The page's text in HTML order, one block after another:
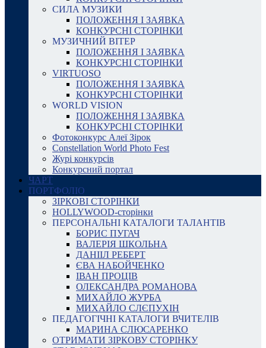
СИЛА МУЗИКИ
ПОЛОЖЕННЯ І ЗАЯВКА
КОНКУРСНІ СТОРІНКИ
МУЗИЧНИЙ ВІТЕР
ПОЛОЖЕННЯ І ЗАЯВКА
КОНКУРСНІ СТОРІНКИ
VIRTUOSO
ПОЛОЖЕННЯ І ЗАЯВКА
КОНКУРСНІ СТОРІНКИ
WORLD VISION
ПОЛОЖЕННЯ І ЗАЯВКА
КОНКУРСНІ СТОРІНКИ
Фотоконкурс Алеї Зірок
Constellation World Photo Fest
Журі конкурсів
Конкурсний портал
ЧАРТ
ПОРТФОЛІО
ЗІРКОВІ СТОРІНКИ
HOLLYWOOD-сторінки
ПЕРСОНАЛЬНІ КАТАЛОГИ ТАЛАНТІВ
БОРИС ПУГАЧ
ВАЛЕРІЯ ШКОЛЬНА
ДАНІІЛ РЕБЕРТ
ЄВА НАБОЙЧЕНКО
ІВАН ПРОЦІВ
ОЛЕКСАНДРА РОМАНОВА
МИХАЙЛО ЖУРБА
МИХАЙЛО СЛЄПУХІН
ПЕДАГОГІЧНІ КАТАЛОГИ ВЧИТЕЛІВ
МАРИНА СЛЮСАРЕНКО
ОТРИМАТИ ЗІРКОВУ СТОРІНКУ